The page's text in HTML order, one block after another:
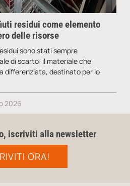
residui come elemento
delle risorse
sono stati sempre
di scarto: il materiale che
differenziata, destinato per lo
2026
iscriviti alla newsletter
ORA!